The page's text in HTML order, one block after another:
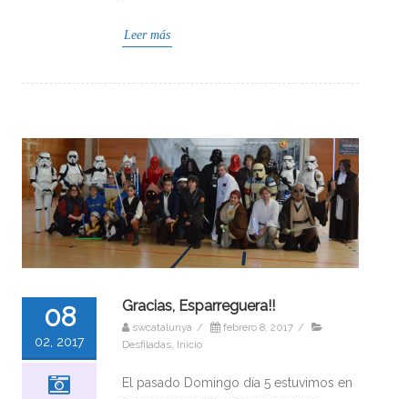
Leer más
08
02, 2017
Gracias, Esparreguera!!
swcatalunya / febrero 8, 2017 /
Desfiladas, Inicio
El pasado Domingo día 5 estuvimos en